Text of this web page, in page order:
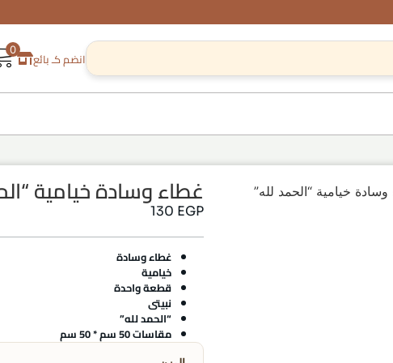
انضم كـ بائع 0
خيامية “الحمد لله” غطاء وسادة خيامية
130 EGP
غطاء وسادة
خيامية
قطعة واحدة
نبيتى
“الحمد لله”
مقاسات 50 سم * 50 سم